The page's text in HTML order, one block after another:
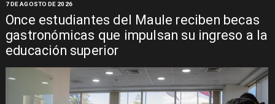
Once estudiantes del Maule reciben becas
gastronómicas que impulsan su ingreso a la
educación superior
7 DE AGOSTO DE 2026